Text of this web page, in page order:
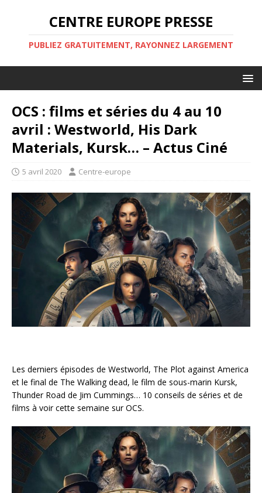
CENTRE EUROPE PRESSE
PUBLIEZ GRATUITEMENT, RAYONNEZ LARGEMENT
OCS : films et séries du 4 au 10
avril : Westworld, His Dark
Materials, Kursk… – Actus Ciné
5 avril 2020 Centre-europe
Les derniers épisodes de Westworld, The Plot against America
et le final de The Walking dead, le film de sous-marin Kursk,
Thunder Road de Jim Cummings… 10 conseils de séries et de
films à voir cette semaine sur OCS.